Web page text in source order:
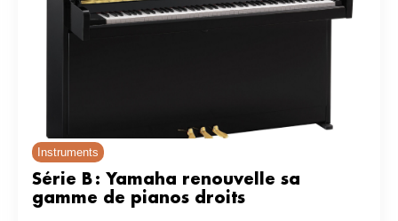
Instruments
Série B : Yamaha renouvelle sa
gamme de pianos droits